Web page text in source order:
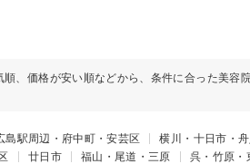
順、価格が安い順などから、条件に合った美容
島駅周辺・府中町・安芸区
横川・十日市・舟
廿日市 福山・尾道・三原
呉・竹原・